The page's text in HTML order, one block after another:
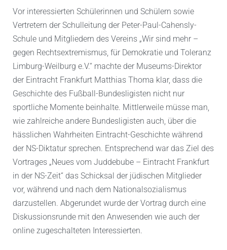
Vor interessierten Schülerinnen und Schülern sowie
Vertretern der Schulleitung der Peter-Paul-Cahensly-
Schule und Mitgliedern des Vereins „Wir sind mehr –
gegen Rechtsextremismus, für Demokratie und Toleranz
Limburg-Weilburg e.V.“ machte der Museums-Direktor
der Eintracht Frankfurt Matthias Thoma klar, dass die
Geschichte des Fußball-Bundesligisten nicht nur
sportliche Momente beinhalte. Mittlerweile müsse man,
wie zahlreiche andere Bundesligisten auch, über die
hässlichen Wahrheiten Eintracht-Geschichte während
der NS-Diktatur sprechen. Entsprechend war das Ziel des
Vortrages „Neues vom Juddebube – Eintracht Frankfurt
in der NS-Zeit“ das Schicksal der jüdischen Mitglieder
vor, während und nach dem Nationalsozialismus
darzustellen. Abgerundet wurde der Vortrag durch eine
Diskussionsrunde mit den Anwesenden wie auch der
online zugeschalteten Interessierten.